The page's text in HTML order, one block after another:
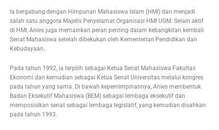
Ia bergabung dengan Himpunan Mahasiswa Islam (HMI) dan menjadi
salah satu anggota Majelis Penyelamat Organisasi HMI UGM. Selain aktif
di HMI, Anies juga memainkan peran penting dalam kebangkitan kembali
Senat Mahasiswa setelah dibekukan oleh Kementerian Pendidikan dan
Kebudayaan.
Pada tahun 1992, ia terpilih sebagai Ketua Senat Mahasiswa Fakultas
Ekonomi dan kemudian sebagai Ketua Senat Universitas melalui kongres
pada tahun yang sama. Di bawah kepemimpinannya, Anies membentuk
Badan Eksekutif Mahasiswa (BEM) sebagai lembaga eksekutif dan
memposisikan senat sebagai lembaga legislatif, yang kemudian disahkan
pada tahun 1993.